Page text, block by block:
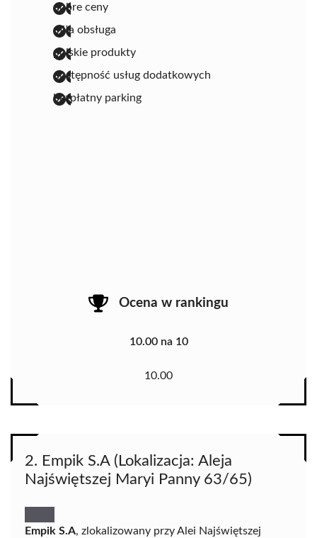
dobre ceny
miła obsługa
polskie produkty
dostępność usług dodatkowych
bezpłatny parking
Ocena w rankingu
10.00 na 10
10.00
2. Empik S.A (Lokalizacja: Aleja
Najświętszej Maryi Panny 63/65)
Empik S.A, zlokalizowany przy Alei Najświętszej